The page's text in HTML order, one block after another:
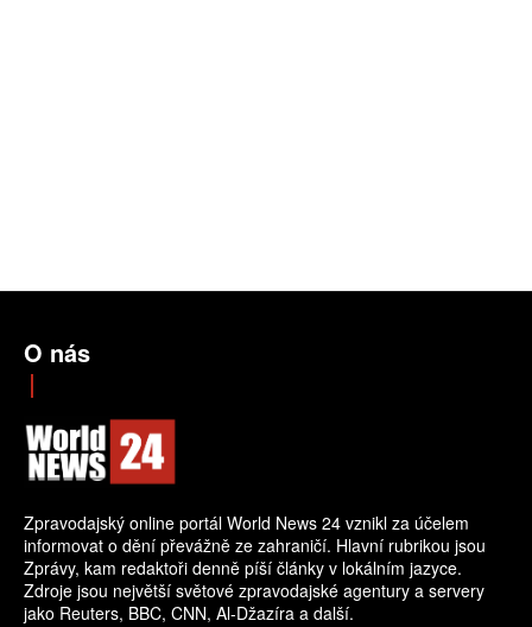
O nás
Zpravodajský online portál World News 24 vznikl za účelem
informovat o dění převážně ze zahraničí. Hlavní rubrikou jsou
Zprávy, kam redaktoři denně píší články v lokálním jazyce.
Zdroje jsou největší světové zpravodajské agentury a servery
jako Reuters, BBC, CNN, Al-Džazíra a další.